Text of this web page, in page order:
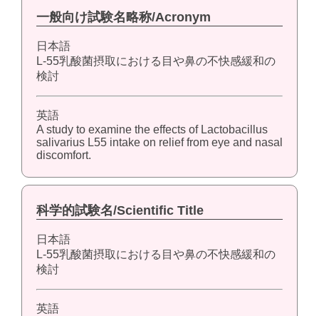
一般向け試験名略称/Acronym
日本語
L-55乳酸菌摂取における目や鼻の不快感緩和の
検討
英語
A study to examine the effects of Lactobacillus
salivarius L55 intake on relief from eye and nasal
discomfort.
科学的試験名/Scientific Title
日本語
L-55乳酸菌摂取における目や鼻の不快感緩和の
検討
英語